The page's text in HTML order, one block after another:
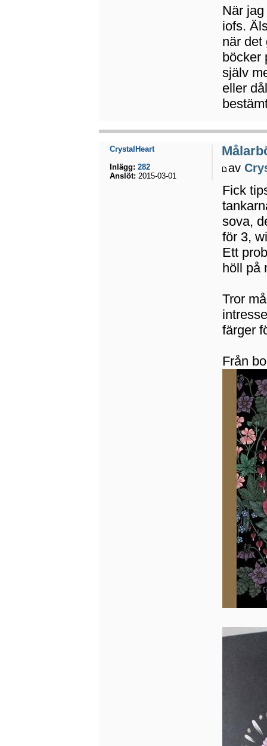
När
iofs.
när det
böcker
själv
eller
av
Fick
sova,
för 3,
Ett
höll på
Tror
färger
Från
CrystalHeart
Inlägg: 282
Anslöt: 2015-03-01